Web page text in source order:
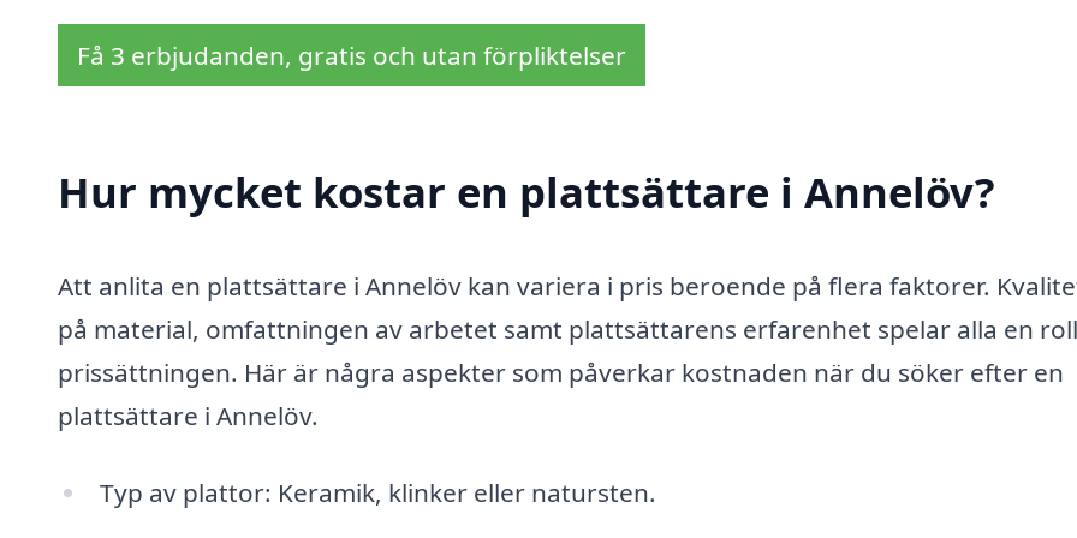
Få 3 erbjudanden, gratis och utan förpliktelser
Hur mycket kostar en plattsättare i Annelöv?
Att anlita en plattsättare i Annelöv kan variera i pris beroende på flera faktorer.
på material, omfattningen av arbetet samt plattsättarens erfarenhet spelar alla en
prissättningen. Här är några aspekter som påverkar kostnaden när du söker efter en
plattsättare i Annelöv.
Typ av plattor: Keramik, klinker eller natursten.